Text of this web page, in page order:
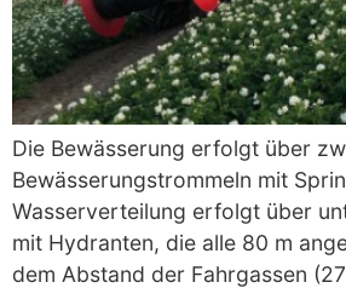
Die Bewässerung erfolgt über
Bewässerungstrommeln mit
Wasserverteilung erfolgt über
mit Hydranten, die alle 80 m
dem Abstand der Fahrgassen